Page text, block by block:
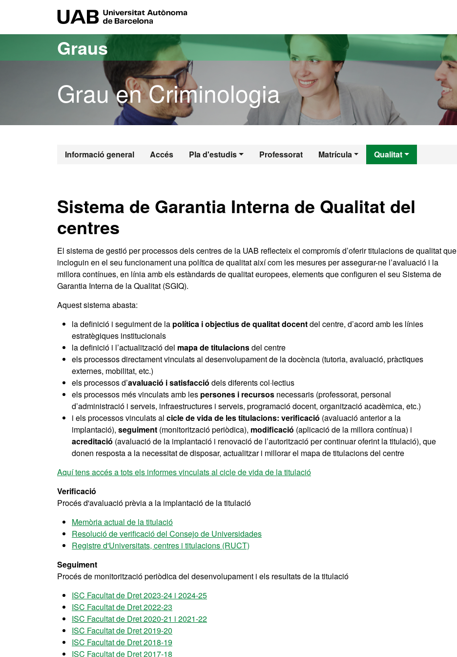
Graus
Grau en Criminologia
Informació general Accés Pla d'estudis Professorat Matrícula Qualitat
Grau en Criminologia
Sistema de Garantia Interna de Qualitat del
centres
El sistema de gestió per processos dels centres de la UAB reflecteix el compromís d’oferir titulacions de qualitat que
incloguin en el seu funcionament una política de qualitat així com les mesures per assegurar-ne l’avaluació i la
millora contínues, en línia amb els estàndards de qualitat europees, elements que configuren el seu Sistema de
Garantia Interna de la Qualitat (SGIQ).
Aquest sistema abasta:
la definició i seguiment de la política i objectius de qualitat docentdel centre, d’acord amb les línies
estratègiques institucionals
la definició i l’actualització del mapa de titulacionsdel centre
els processos directament vinculats al desenvolupament de la docència (tutoria, avaluació, pràctiques
externes, mobilitat, etc.)
els processos d’avaluació i satisfacció dels diferents col·lectius
els processos més vinculats amb les persones i recursos necessaris (professorat, personal
d’administració i serveis, infraestructures i serveis, programació docent, organització acadèmica, etc.)
i els processos vinculats al cicle de vida de les titulacions: verificació (avaluació anterior a la
implantació), seguiment (monitorització periòdica), modificació (aplicació de la millora contínua) i
acreditació (avaluació de la implantació i renovació de l’autorització per continuar oferint la titulació), que
donen resposta a la necessitat de disposar, actualitzar i millorar el mapa de titulacions del centre
Aquí tens accés a tots els informes vinculats al cicle de vida de la titulació
Verificació
Procés d'avaluació prèvia a la implantació de la titulació
Memòria actual de la titulació
Resolució de verificació del Consejo de Universidades
Registre d'Universitats, centres i titulacions (RUCT)
Seguiment
Procés de monitorització periòdica del desenvolupament i els resultats de la titulació
ISC Facultat de Dret 2023-24 i 2024-25
ISC Facultat de Dret 2022-23
ISC Facultat de Dret 2020-21 i 2021-22
ISC Facultat de Dret 2019-20
ISC Facultat de Dret 2018-19
ISC Facultat de Dret 2017-18